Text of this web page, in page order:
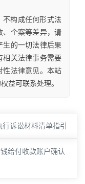
不构成任何形式法
、个案等差异，请
生的一切法律后果
相关法律事务需要
性法律意见。本站
益可联系处理。
诉讼材料清单指引
给付收款账户确认